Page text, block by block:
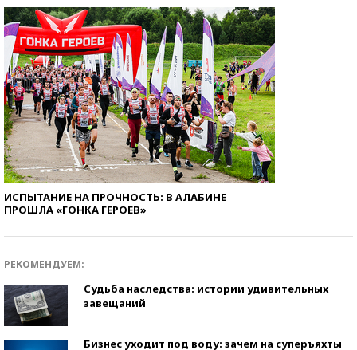
ИСПЫТАНИЕ НА ПРОЧНОСТЬ: В АЛАБИНЕ
ПРОШЛА «ГОНКА ГЕРОЕВ»
РЕКОМЕНДУЕМ:
Судьба наследства: истории удивительных
завещаний
Бизнес уходит под воду: зачем на суперъяхты